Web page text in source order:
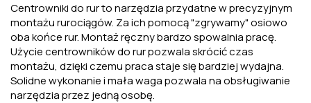
Centrowniki do rur to narzędzia przydatne w precyzyjnym
montażu rurociągów. Za ich pomocą "zgrywamy" osiowo
oba końce rur. Montaż ręczny bardzo spowalnia pracę.
Użycie centrowników do rur pozwala skrócić czas
montażu, dzięki czemu praca staje się bardziej wydajna.
Solidne wykonanie i mała waga pozwala na obsługiwanie
narzędzia przez jedną osobę.